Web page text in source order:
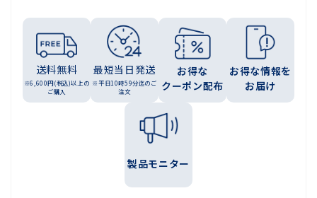
送料無料
※6,600円(税込)以上の
ご購入
最短当日発送
※平日10時59分迄のご
注文
お得な
クーポン配布
お得な情報を
お届け
製品モニター